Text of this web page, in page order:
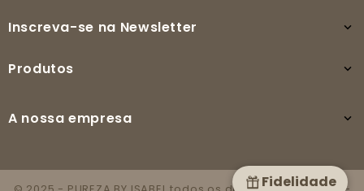
Inscreva-se na Newsletter 
Produtos 
A nossa empresa 
Fidelidade